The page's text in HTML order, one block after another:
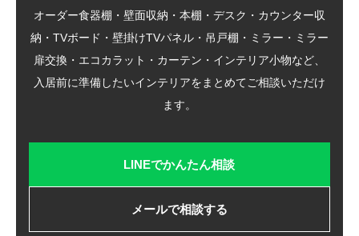
オーダー食器棚・壁面収納・本棚・デスク・カウンター収
納・TVボード・壁掛けTVパネル・吊戸棚・ミラー・ミラー
扉交換・エコカラット・カーテン・インテリア小物など、
入居前に準備したいインテリアをまとめてご相談いただけ
ます。
LINEでかんたん相談
メールで相談する